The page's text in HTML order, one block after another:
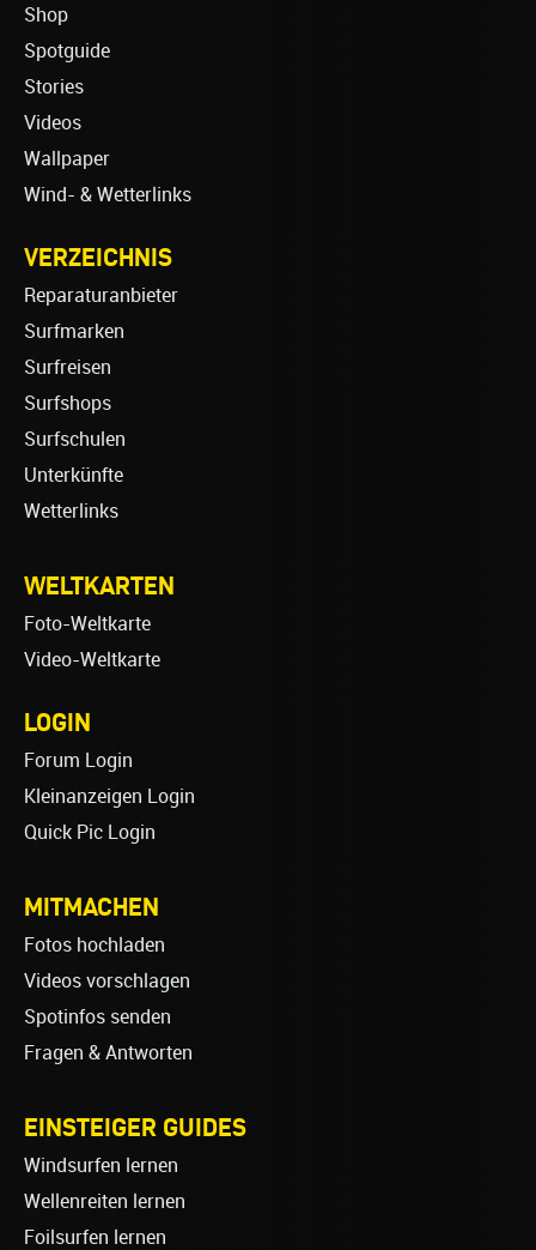
Shop
Spotguide
Stories
Videos
Wallpaper
Wind- & Wetterlinks
VERZEICHNIS
Reparaturanbieter
Surfmarken
Surfreisen
Surfshops
Surfschulen
Unterkünfte
Wetterlinks
WELTKARTEN
Foto-Weltkarte
Video-Weltkarte
LOGIN
Forum Login
Kleinanzeigen Login
Quick Pic Login
MITMACHEN
Fotos hochladen
Videos vorschlagen
Spotinfos senden
Fragen & Antworten
EINSTEIGER GUIDES
Windsurfen lernen
Wellenreiten lernen
Foilsurfen lernen